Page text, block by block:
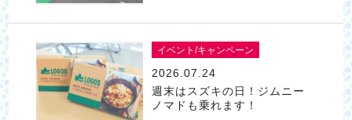
イベント/キャンペーン
2026.07.24
週末はスズキの日！ジムニー
ノマドも乗れます！